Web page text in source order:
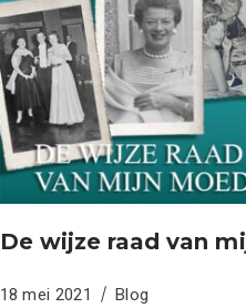
De wijze raad van
18 mei 2021 Blog